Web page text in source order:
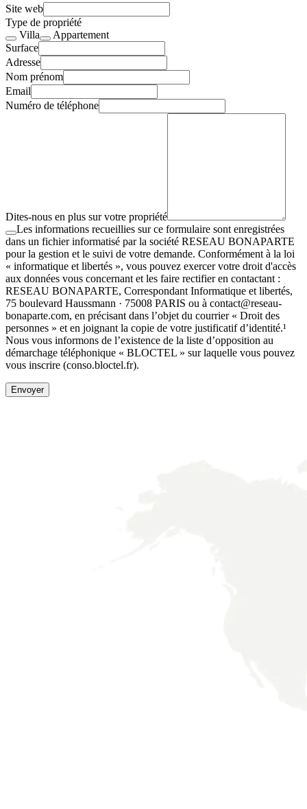
Site web
Type de propriété
Villa
Appartement
Surface
Adresse
Nom prénom
Email
Numéro de téléphone
Dites-nous en plus sur votre propriété
Les informations recueillies sur ce formulaire sont enregistrées
dans un fichier informatisé par la société RESEAU BONAPARTE
pour la gestion et le suivi de votre demande. Conformément à la loi
« informatique et libertés », vous pouvez exercer votre droit d'accès
aux données vous concernant et les faire rectifier en contactant :
RESEAU BONAPARTE, Correspondant Informatique et libertés,
75 boulevard Haussmann · 75008 PARIS ou à contact@reseau-
bonaparte.com, en précisant dans l’objet du courrier « Droit des
personnes » et en joignant la copie de votre justificatif d’identité.¹
Nous vous informons de l’existence de la liste d’opposition au
démarchage téléphonique « BLOCTEL » sur laquelle vous pouvez
vous inscrire (conso.bloctel.fr).
Envoyer